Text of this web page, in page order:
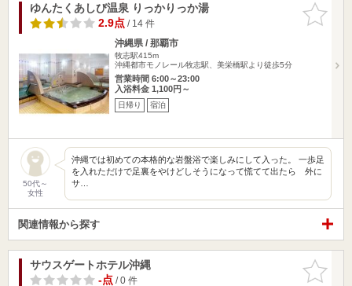
お気に入
りに追加
ゆんたくあしび温泉 りっかりっか湯
2.9点/ 14 件
沖縄県 / 那覇市
牧志駅415m
沖縄都市モノレール牧志駅、美栄橋駅より徒歩5分
営業時間 6:00～23:00
入浴料金 1,100円～
日帰り 宿泊
50代～
女性
沖縄では初めての本格的な岩盤浴で楽しみにして入った。 一歩足
を入れただけで足裏をやけどしそうになって慌てて出たら 外に
サ…
関連情報から探す
お気に入
りに追加
サウスゲートホテル沖縄
-点/ 0 件